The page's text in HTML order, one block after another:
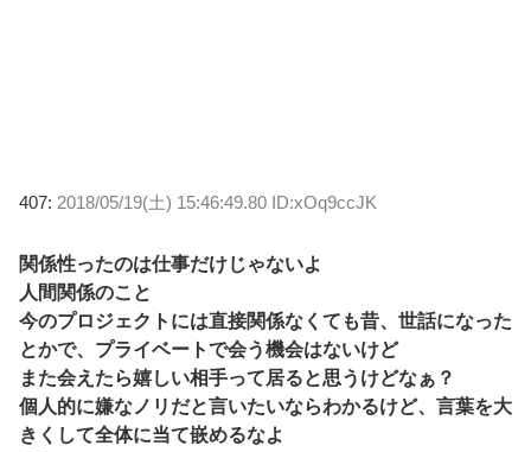
407: 2018/05/19(土) 15:46:49.80 ID:xOq9ccJK
関係性ったのは仕事だけじゃないよ
人間関係のこと
今のプロジェクトには直接関係なくても昔、世話になった
とかで、プライベートで会う機会はないけど
また会えたら嬉しい相手って居ると思うけどなぁ？
個人的に嫌なノリだと言いたいならわかるけど、言葉を大
きくして全体に当て嵌めるなよ